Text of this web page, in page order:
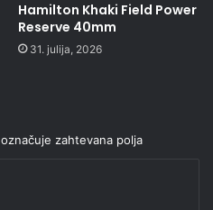
Hamilton Khaki Field Power
Reserve 40mm
31. julija, 2026
označuje zahtevana polja